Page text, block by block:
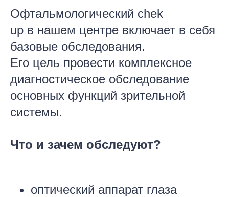
Офтальмологический chek
up в нашем центре включает в себя
базовые обследования.
Его цель провести комплексное
диагностическое обследование
основных функций зрительной
системы.
Что и зачем обследуют?
оптический аппарат глаза